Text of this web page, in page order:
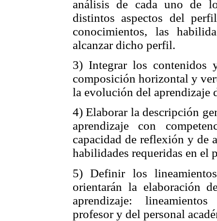
análisis de cada uno de
distintos aspectos del
conocimientos, las
alcanzar dicho perfil.
3) Integrar los contenidos
composición horizontal y
la evolución del aprendizaje
4) Elaborar la descripción
aprendizaje con
capacidad de reflexión y de
habilidades requeridas en el
5) Definir los
orientarán la elaboración
aprendizaje:
profesor y del personal